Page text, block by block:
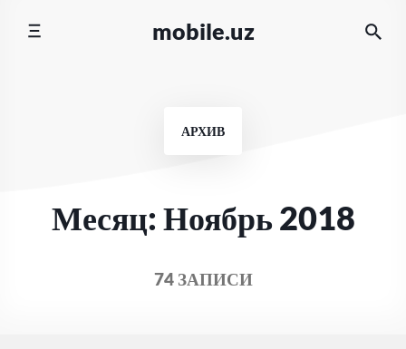
mobile.uz
АРХИВ
Месяц: Ноябрь 2018
74 ЗАПИСИ